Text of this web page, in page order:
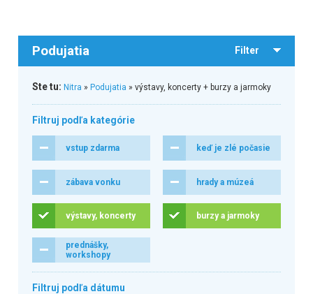
Podujatia Filter
Ste tu: Nitra » Podujatia » výstavy, koncerty + burzy a jarmoky
Filtruj podľa kategórie
vstup zdarma keď je zlé počasie
zábava vonku hrady a múzeá
výstavy, koncerty burzy a jarmoky
prednášky,
workshopy
Filtruj podľa dátumu